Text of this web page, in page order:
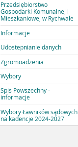
Przedsiębiorstwo
Gospodarki Komunalnej i
Mieszkaniowej w Rychwale
Informacje
Udostepnianie danych
Zgromoadzenia
Wybory
Spis Powszechny -
informacje
Wybory Ławników sądowych
na kadencje 2024-2027